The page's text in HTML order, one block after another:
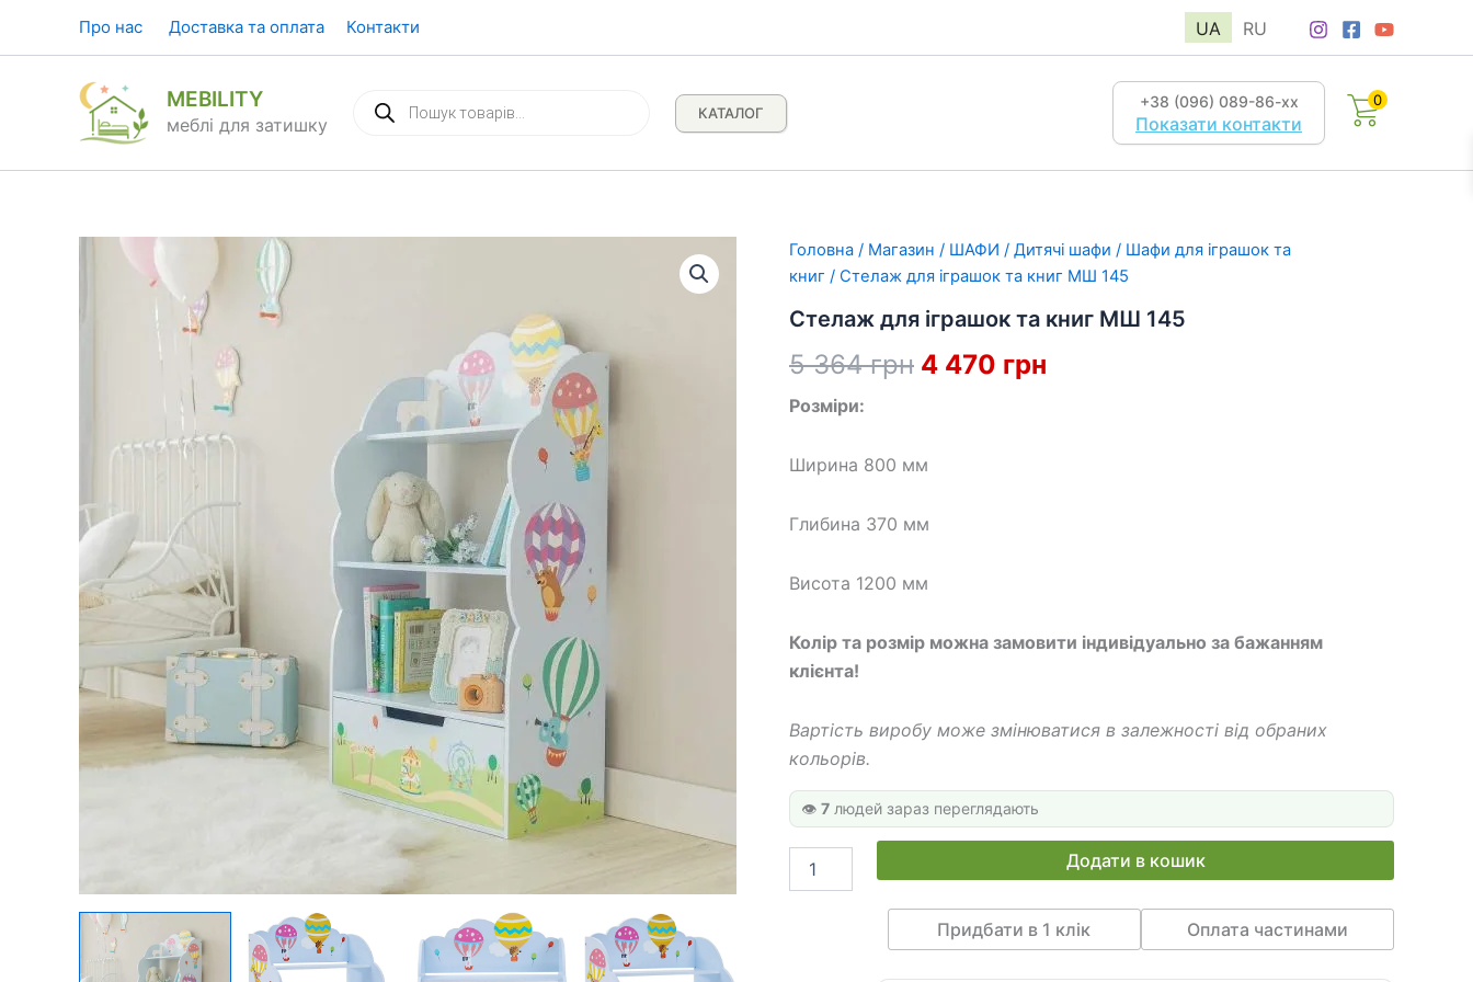
Про нас Доставка та оплата Контакти UA RU
MEBILITY
меблі для затишку
Пошук
товарів
КАТАЛОГ
+38 (096) 089-86-хх
Показати контакти
0
Головна / Магазин / ШАФИ / Дитячі шафи / Шафи для іграшок та
книг / Стелаж для іграшок та книг МШ 145
Стелаж для іграшок та книг МШ 145
5 364грн Оригінальна
4 470 грн
Розміри:
Ширина 800 мм
Глибина 370 мм
Висота 1200 мм
Колір та розмір можна замовити індивідуально за бажанням
клієнта!
Вартість виробу може змінюватися в залежності від обраних
кольорів.
👁️ 7 людей зараз переглядають
для
Додати в кошик
Придбати в 1 клік Оплата частинами